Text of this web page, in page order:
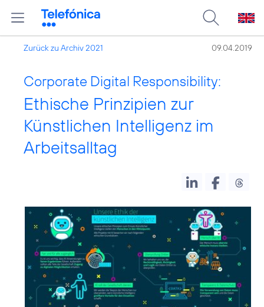
Zurück zu Archiv 2021 09.04.2019
Corporate Digital Responsibility:
Ethische Prinzipien zur
Künstlichen Intelligenz im
Arbeitsalltag